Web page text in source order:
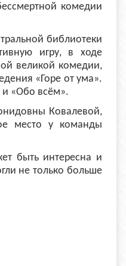
комедии
библиотеки
игру, в ходе
великой комедии,
«Горе от ума».
и «Обо всём».
Ковалевой,
место у команды
быть интересна и
не только больше